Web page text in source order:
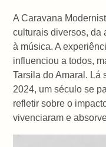
A Caravana
culturais diversos, da
à música. A
influenciou a todos,
Tarsila do Amaral. Lá
2024, um século se
refletir sobre o
vivenciaram e